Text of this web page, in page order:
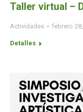
Taller virtual –
Actividades febrero
Detalles